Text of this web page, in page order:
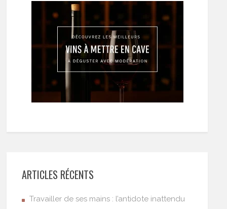
ARTICLES RÉCENTS
Travailler de ses mains : l’antidote inattendu